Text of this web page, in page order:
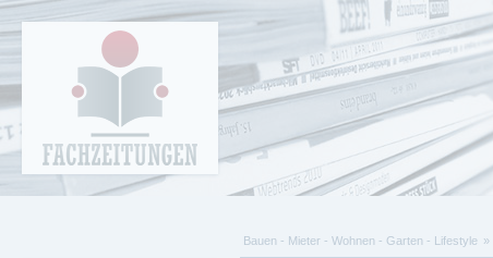
Fachzeitungen.de - Das unabhängige Portal
für Fachmagazine Fachpublikationen &
eBooks
Bauen - Mieter - Wohnen - Garten - Lifestyle